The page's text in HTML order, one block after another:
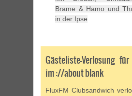
Brame & Hamo und
in der Ipse
Gästeliste-Verlosung
im ://about blank
FluxFM Clubsandwich